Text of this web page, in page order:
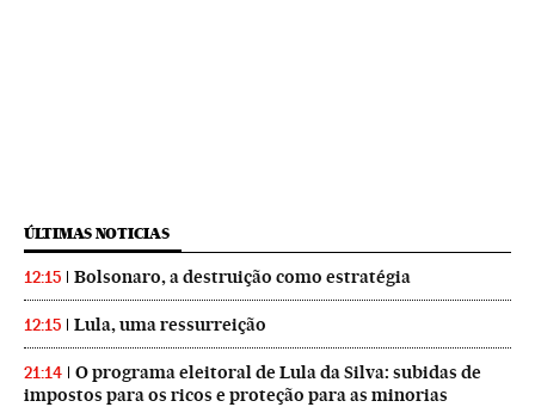
ÚLTIMAS NOTICIAS
12:15 Bolsonaro, a destruição como estratégia
12:15 Lula, uma ressurreição
21:14
O programa eleitoral de Lula da Silva: subidas de
impostos para os ricos e proteção para as minorias